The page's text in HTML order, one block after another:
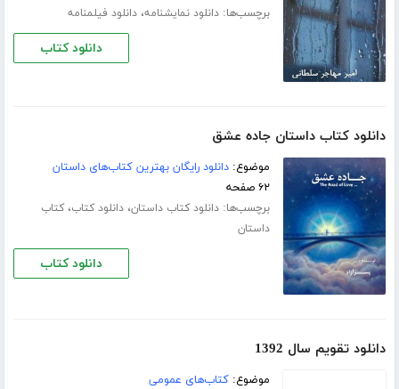
برچسب‌ها:دانلود نمایشنامه،دانلود فیلمنامه
دانلود کتاب
دانلود کتاب داستان جاده عشق
موضوع:دانلود رایگان بهترین کتاب‌های داستان
۶۲ صفحه
برچسب‌ها:دانلود کتاب داستان،دانلود کتاب،کتاب
داستان
دانلود کتاب
دانلود تقویم سال 1392
موضوع:کتاب‌های عمومی